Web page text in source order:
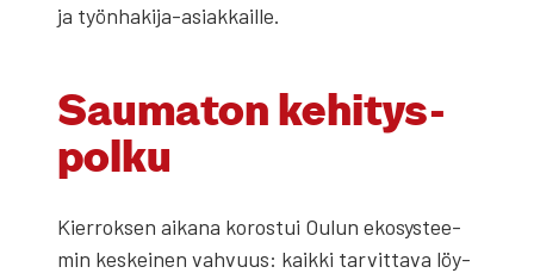
ja työn­ha­ki­ja-asiak­kail­le.
Sau­ma­ton kehi­tys­
pol­ku
Kier­rok­sen aika­na koros­tui Oulun eko­sys­tee­
min kes­kei­nen vah­vuus: kaik­ki tar­vit­ta­va löy­